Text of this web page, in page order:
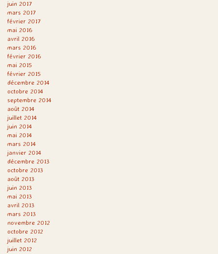
juin 2017
mars 2017
février 2017
mai 2016
avril 2016
mars 2016
février 2016
mai 2015
février 2015
décembre 2014
octobre 2014
septembre 2014
août 2014
juillet 2014
juin 2014
mai 2014
mars 2014
janvier 2014
décembre 2013
octobre 2013
août 2013
juin 2013
mai 2013
avril 2013
mars 2013
novembre 2012
octobre 2012
juillet 2012
juin 2012